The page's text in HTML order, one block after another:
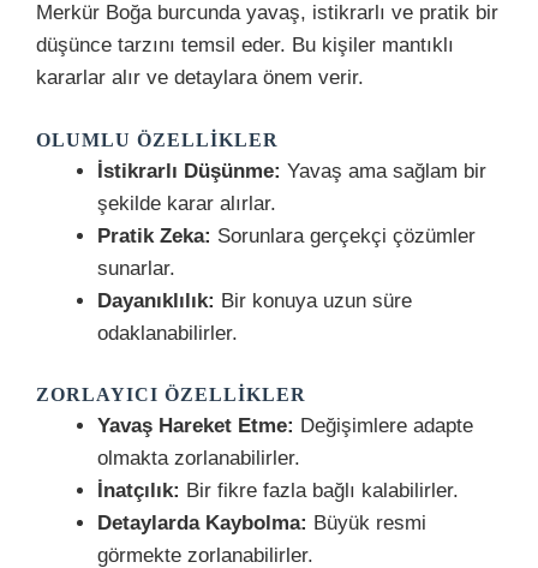
Merkür Boğa burcunda yavaş, istikrarlı ve pratik bir
düşünce tarzını temsil eder. Bu kişiler mantıklı
kararlar alır ve detaylara önem verir.
OLUMLU ÖZELLIKLER
İstikrarlı Düşünme: Yavaş ama sağlam bir
şekilde karar alırlar.
Pratik Zeka: Sorunlara gerçekçi çözümler
sunarlar.
Dayanıklılık: Bir konuya uzun süre
odaklanabilirler.
ZORLAYICI ÖZELLIKLER
Yavaş Hareket Etme: Değişimlere adapte
olmakta zorlanabilirler.
İnatçılık: Bir fikre fazla bağlı kalabilirler.
Detaylarda Kaybolma: Büyük resmi
görmekte zorlanabilirler.